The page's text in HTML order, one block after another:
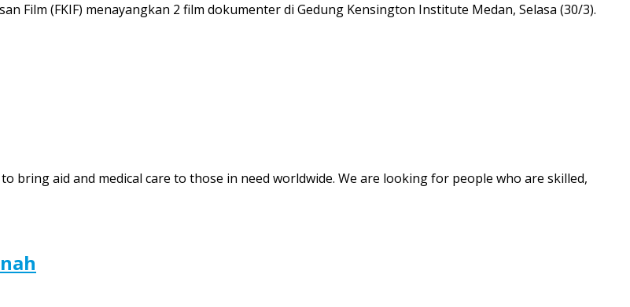
Film (FKIF) menayangkan 2 film dokumenter di Gedung Kensington Institute Medan, Selasa (30/3).
aid and medical care to those in need worldwide. We are looking for people who are skilled,